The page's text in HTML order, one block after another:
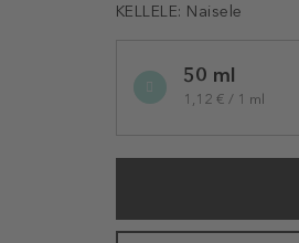
KELLELE: Naisele
variation50 ml
1,12 € / 1 ml